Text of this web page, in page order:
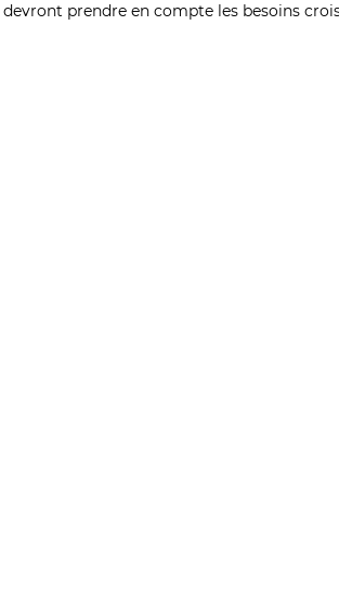
prendre en compte les besoins